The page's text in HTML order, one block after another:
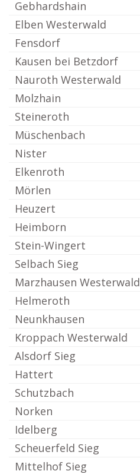
Gebhardshain
Elben Westerwald
Fensdorf
Kausen bei Betzdorf
Nauroth Westerwald
Molzhain
Steineroth
Müschenbach
Nister
Elkenroth
Mörlen
Heuzert
Heimborn
Stein-Wingert
Selbach Sieg
Marzhausen Westerwald
Helmeroth
Neunkhausen
Kroppach Westerwald
Alsdorf Sieg
Hattert
Schutzbach
Norken
Idelberg
Scheuerfeld Sieg
Mittelhof Sieg